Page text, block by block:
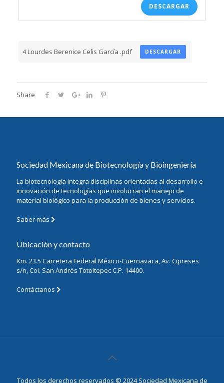
DESCARGAR
4 Lourdes Berenice Celis García .pdf DESCARGAR
Share
Sociedad Mexicana de Biotecnología y Bioingeniería
La biotecnología integra disciplinas orientadas al desarrollo e
innovación de tecnologías que involucran el manejo de
material biológico para la producción de bienes y servicios.
Saber más
Ubicación y contacto
Km. 23.5 Carretera Federal México-Cuernavaca, Av. Cipreses
s/n, Col. San Andrés Totoltepec C.P. 14400.
Contáctanos
Todos los derechos reservados © 2024 Sociedad Mexicana de